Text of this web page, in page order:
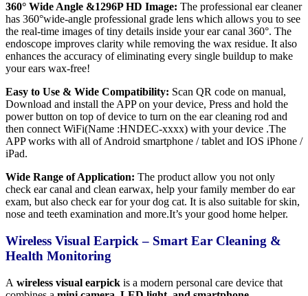
360° Wide Angle &1296P HD Image: The professional ear cleaner
has 360°wide-angle professional grade lens which allows you to see
the real-time images of tiny details inside your ear canal 360°. The
endoscope improves clarity while removing the wax residue. It also
enhances the accuracy of eliminating every single buildup to make
your ears wax-free!
Easy to Use & Wide Compatibility: Scan QR code on manual,
Download and install the APP on your device, Press and hold the
power button on top of device to turn on the ear cleaning rod and
then connect WiFi(Name :HNDEC-xxxx) with your device .The
APP works with all of Android smartphone / tablet and IOS iPhone /
iPad.
Wide Range of Application: The product allow you not only
check ear canal and clean earwax, help your family member do ear
exam, but also check ear for your dog cat. It is also suitable for skin,
nose and teeth examination and more.It’s your good home helper.
Wireless Visual Earpick – Smart Ear Cleaning &
Health Monitoring
A wireless visual earpick is a modern personal care device that